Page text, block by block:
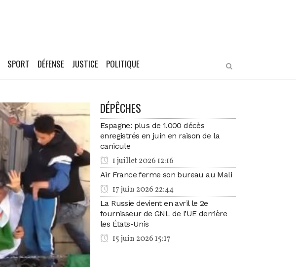
SPORT DÉFENSE JUSTICE POLITIQUE
DÉPÊCHES
Espagne: plus de 1.000 décès
enregistrés en juin en raison de la
canicule
1 juillet 2026 12:16
Air France ferme son bureau au Mali
17 juin 2026 22:44
La Russie devient en avril le 2e
fournisseur de GNL de l’UE derrière
les États-Unis
15 juin 2026 15:17